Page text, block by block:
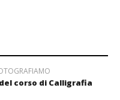
corso di Calligrafia